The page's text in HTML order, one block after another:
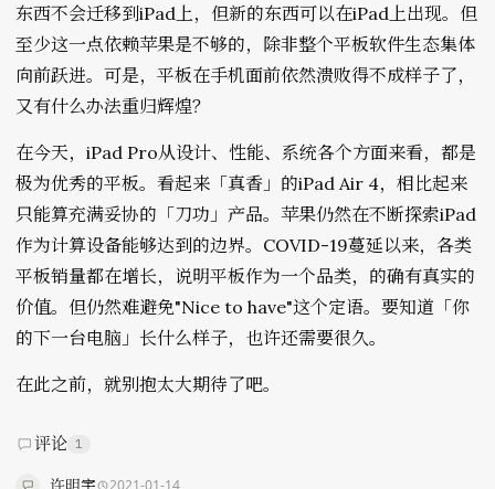
东西不会迁移到iPad上，但新的东西可以在iPad上出现。但
至少这一点依赖苹果是不够的，除非整个平板软件生态集体
向前跃进。可是，平板在手机面前依然溃败得不成样子了，
又有什么办法重归辉煌？
在今天，iPad Pro从设计、性能、系统各个方面来看，都是
极为优秀的平板。看起来「真香」的iPad Air 4，相比起来
只能算充满妥协的「刀功」产品。苹果仍然在不断探索iPad
作为计算设备能够达到的边界。COVID-19蔓延以来，各类
平板销量都在增长，说明平板作为一个品类，的确有真实的
价值。但仍然难避免"Nice to have"这个定语。要知道「你
的下一台电脑」长什么样子，也许还需要很久。
在此之前，就别抱太大期待了吧。
评论 1
2021-01-14